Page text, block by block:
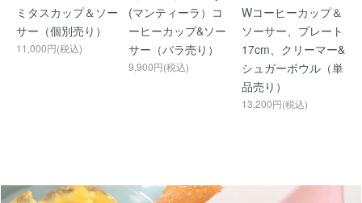
ミタスカップ＆ソー
サー（個別売り）
11,000円(税込)
(マンティーラ）コ
ーヒーカップ&ソー
サー（バラ売り）
9,900円(税込)
Wコーヒーカップ＆
ソーサー、プレート
17cm、クリーマー&
シュガーボウル（単
品売り）
13,200円(税込)